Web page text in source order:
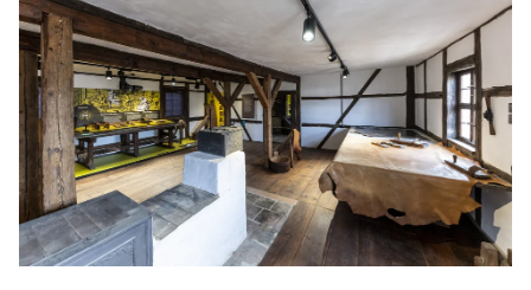
den
Betrieb
der
Seite
notwendig
sind
(funktionale
Cookies),
sowie
solche,